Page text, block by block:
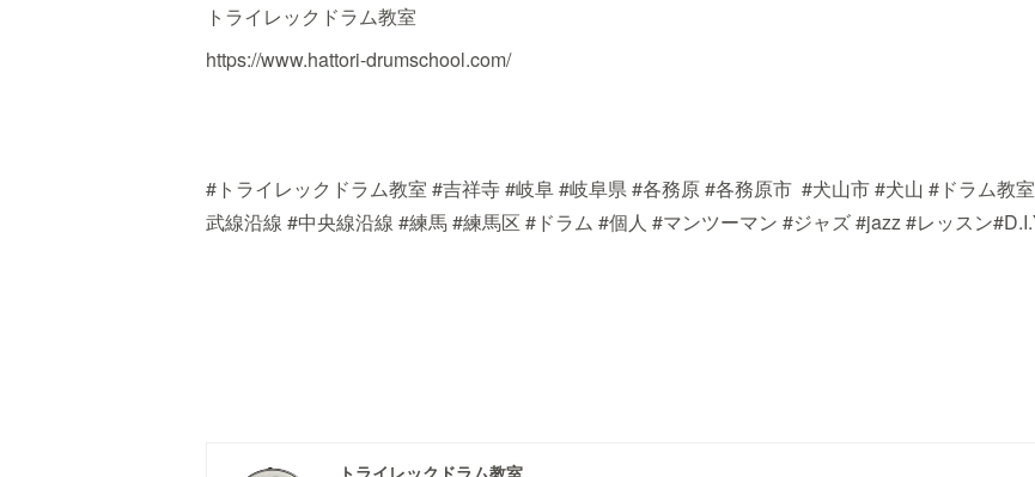
トライレックドラム教室
https://www.hattori-drumschool.com/
#トライレックドラム教室 #吉祥寺 #岐阜 #岐阜県 #各務原 #各務原市 #犬山市 #犬山 #ドラム教
武線沿線 #中央線沿線 #練馬 #練馬区 #ドラム #個人 #マンツーマン #ジャズ #jazz #レッスン